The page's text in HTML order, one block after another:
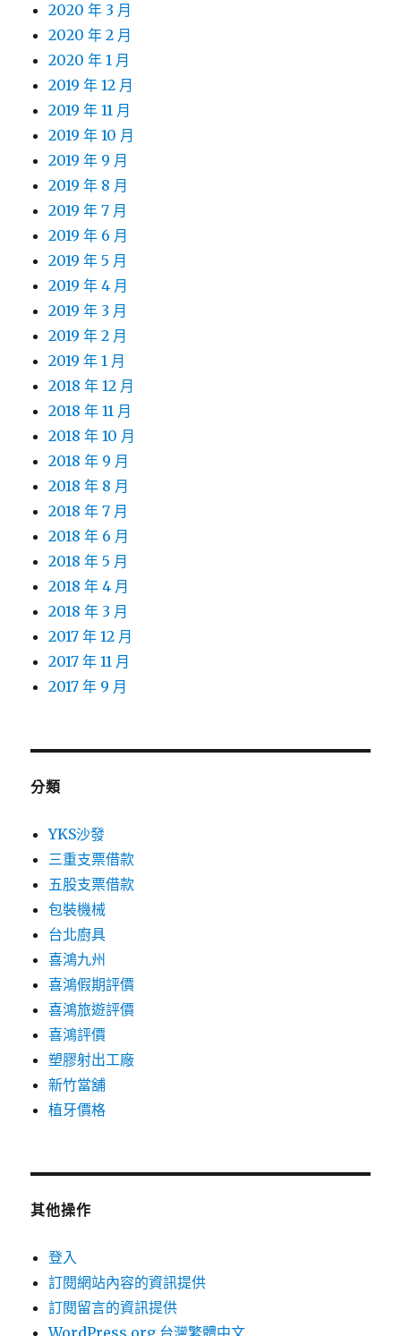
2020 年 3 月
2020 年 2 月
2020 年 1 月
2019 年 12 月
2019 年 11 月
2019 年 10 月
2019 年 9 月
2019 年 8 月
2019 年 7 月
2019 年 6 月
2019 年 5 月
2019 年 4 月
2019 年 3 月
2019 年 2 月
2019 年 1 月
2018 年 12 月
2018 年 11 月
2018 年 10 月
2018 年 9 月
2018 年 8 月
2018 年 7 月
2018 年 6 月
2018 年 5 月
2018 年 4 月
2018 年 3 月
2017 年 12 月
2017 年 11 月
2017 年 9 月
分類
YKS沙發
三重支票借款
五股支票借款
包裝機械
台北廚具
喜鴻九州
喜鴻假期評價
喜鴻旅遊評價
喜鴻評價
塑膠射出工廠
新竹當舖
植牙價格
其他操作
登入
訂閱網站內容的資訊提供
訂閱留言的資訊提供